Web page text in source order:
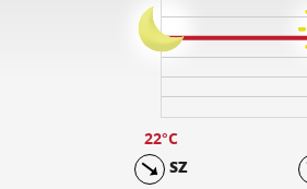
22°C
SZ
34
29
23